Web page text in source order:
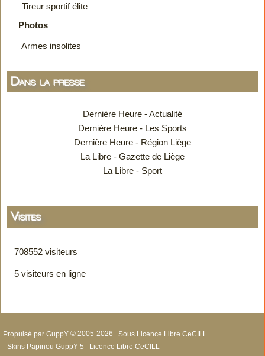
Tireur sportif élite
Photos
Armes insolites
Dans la presse
Dernière Heure - Actualité
Dernière Heure - Les Sports
Dernière Heure - Région Liège
La Libre - Gazette de Liège
La Libre - Sport
Visites
708552 visiteurs
5 visiteurs en ligne
Propulsé par GuppY © 2005-2026
Sous Licence Libre CeCILL
Skins Papinou GuppY 5
Licence Libre CeCILL